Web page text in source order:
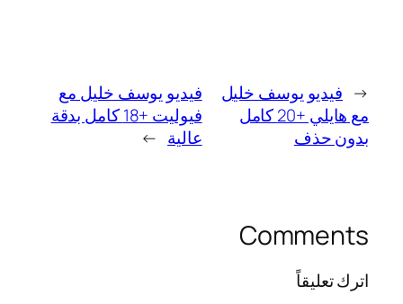
← فيديو يوسف خليل
مع هايلي +20 كامل
بدون حذف
فيديو يوسف خليل مع
فيوليت +18 كامل بدقة
عالية →
Comments
اترك تعليقاً